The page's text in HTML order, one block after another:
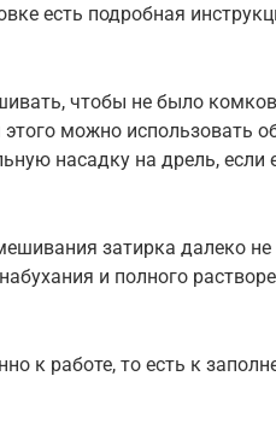
есть подробная
чтобы не было
можно использовать
насадку на дрель, если
затирка далеко не
и полного
к работе, то есть к